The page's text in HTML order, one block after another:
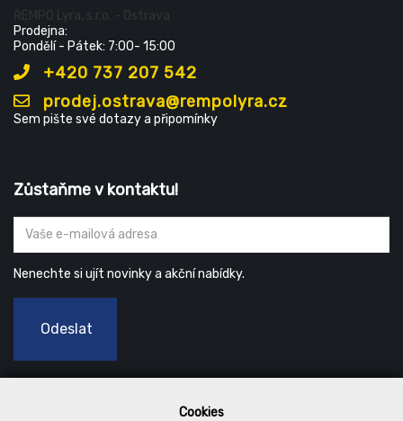
Cookies
ŘEMPO Lyra, s.r.o. - Ostrava
Prodejna:
Pondělí - Pátek: 7:00- 15:00
+420 737 207 542
prodej.ostrava@rempolyra.cz
Sem pište své dotazy a připomínky
Zůstaňme v kontaktu!
Nenechte si ujít novinky a akční nabídky.
Odeslat